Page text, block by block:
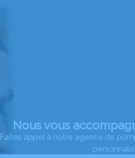
Nous vous
Faites appel à notre agence de